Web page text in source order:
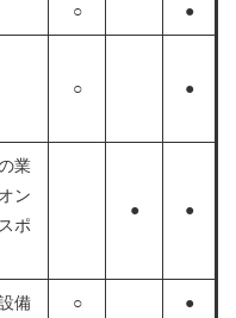
○ ●
○ ●
業
ン
ポ
● ●
備 ○ ●